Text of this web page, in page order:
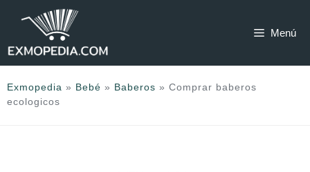
Menú
Exmopedia » Bebé » Baberos » Comprar baberos
ecologicos